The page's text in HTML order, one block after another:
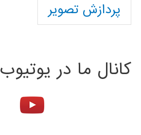
پردازش تصویر
کانال ما در یوتیوب